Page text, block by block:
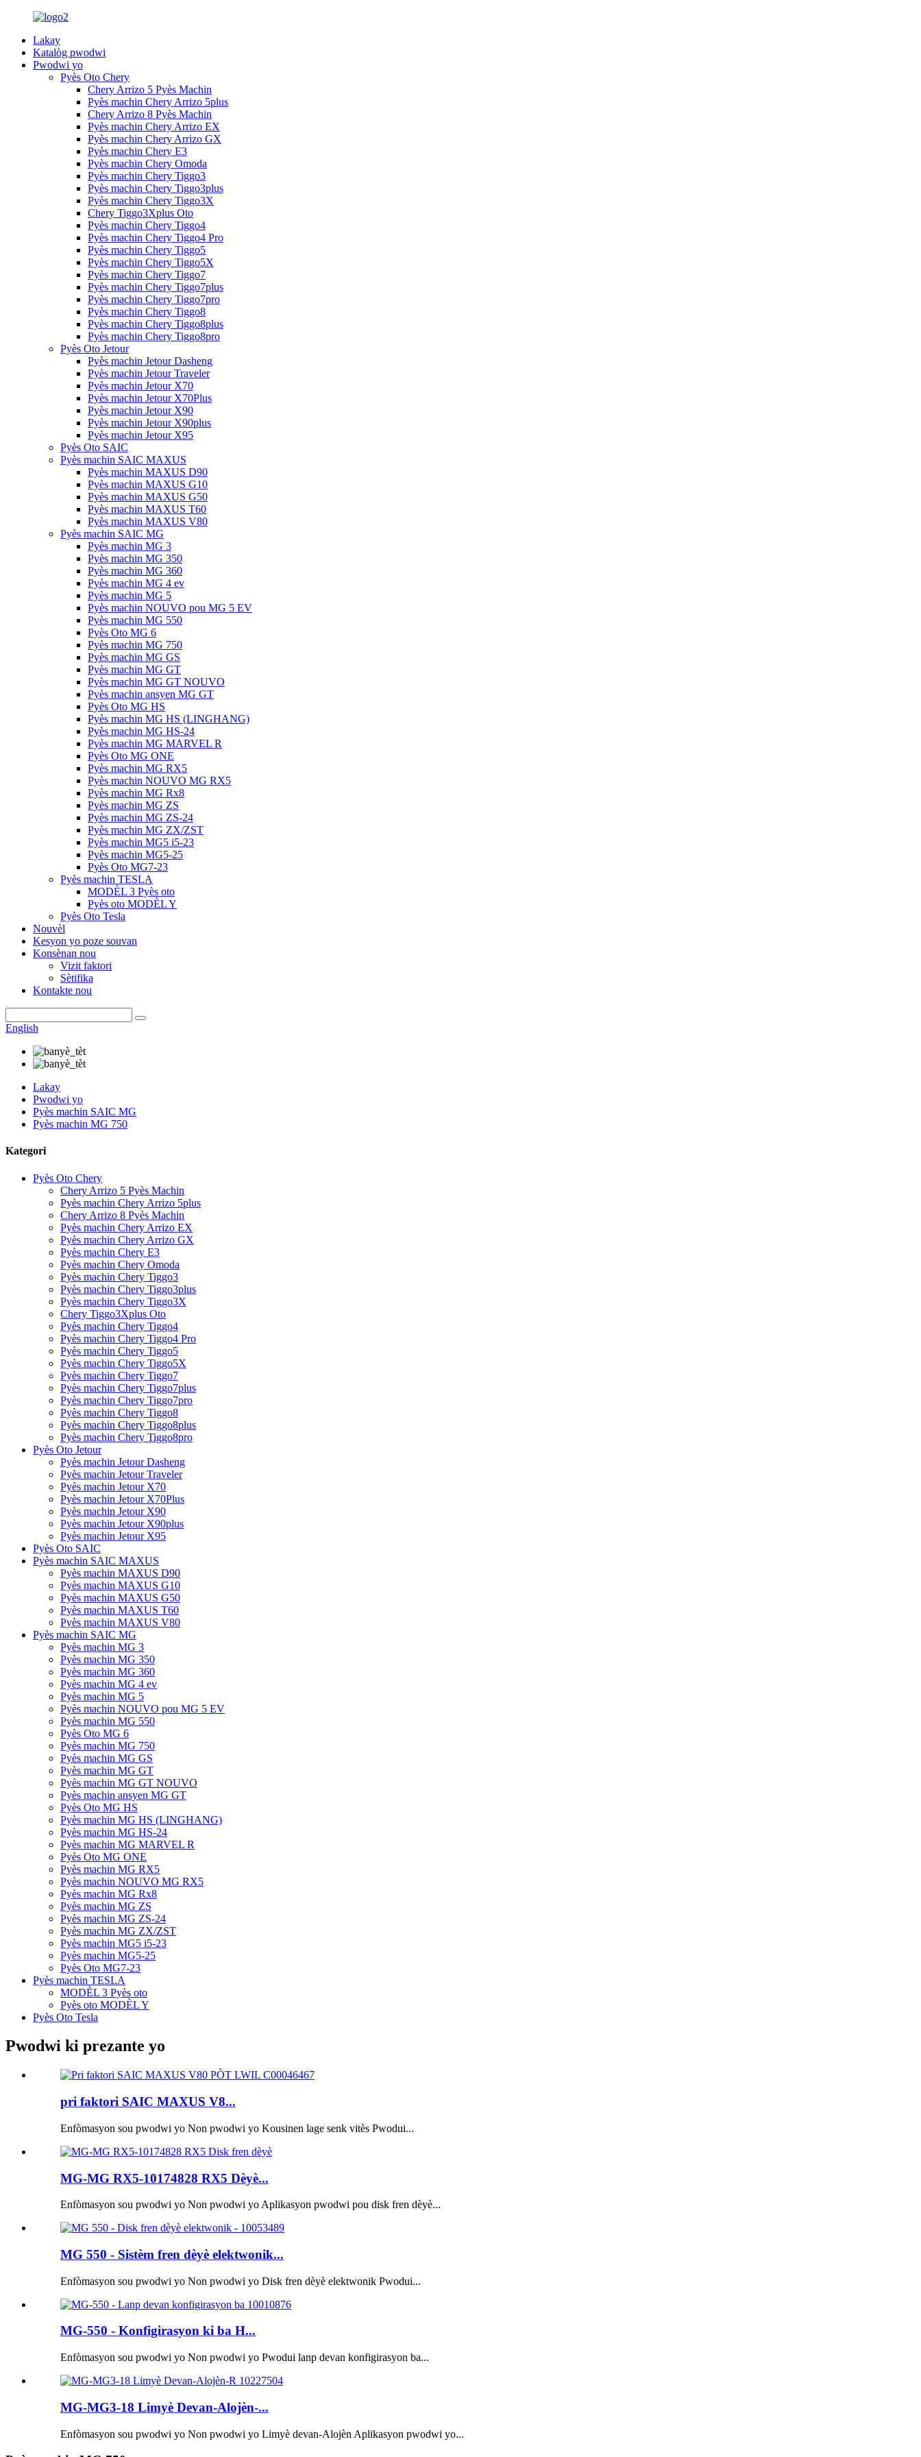
Lakay
Katalòg pwodwi
Pwodwi yo
Pyès Oto Chery
Chery Arrizo 5 Pyès Machin
Pyès machin Chery Arrizo 5plus
Chery Arrizo 8 Pyès Machin
Pyès machin Chery Arrizo EX
Pyès machin Chery Arrizo GX
Pyès machin Chery E3
Pyès machin Chery Omoda
Pyès machin Chery Tiggo3
Pyès machin Chery Tiggo3plus
Pyès machin Chery Tiggo3X
Chery Tiggo3Xplus Oto
Pyès machin Chery Tiggo4
Pyès machin Chery Tiggo4 Pro
Pyès machin Chery Tiggo5
Pyès machin Chery Tiggo5X
Pyès machin Chery Tiggo7
Pyès machin Chery Tiggo7plus
Pyès machin Chery Tiggo7pro
Pyès machin Chery Tiggo8
Pyès machin Chery Tiggo8plus
Pyès machin Chery Tiggo8pro
Pyès Oto Jetour
Pyès machin Jetour Dasheng
Pyès machin Jetour Traveler
Pyès machin Jetour X70
Pyès machin Jetour X70Plus
Pyès machin Jetour X90
Pyès machin Jetour X90plus
Pyès machin Jetour X95
Pyès Oto SAIC
Pyès machin SAIC MAXUS
Pyès machin MAXUS D90
Pyès machin MAXUS G10
Pyès machin MAXUS G50
Pyès machin MAXUS T60
Pyès machin MAXUS V80
Pyès machin SAIC MG
Pyès machin MG 3
Pyès machin MG 350
Pyès machin MG 360
Pyès machin MG 4 ev
Pyès machin MG 5
Pyès machin NOUVO pou MG 5 EV
Pyès machin MG 550
Pyès Oto MG 6
Pyès machin MG 750
Pyès machin MG GS
Pyès machin MG GT
Pyès machin MG GT NOUVO
Pyès machin ansyen MG GT
Pyès Oto MG HS
Pyès machin MG HS (LINGHANG)
Pyès machin MG HS-24
Pyès machin MG MARVEL R
Pyès Oto MG ONE
Pyès machin MG RX5
Pyès machin NOUVO MG RX5
Pyès machin MG Rx8
Pyès machin MG ZS
Pyès machin MG ZS-24
Pyès machin MG ZX/ZST
Pyès machin MG5 i5-23
Pyès machin MG5-25
Pyès Oto MG7-23
Pyès machin TESLA
MODÈL 3 Pyès oto
Pyès oto MODÈL Y
Pyès Oto Tesla
Nouvèl
Kesyon yo poze souvan
Konsènan nou
Vizit faktori
Sètifika
Kontakte nou
English
Lakay
Pwodwi yo
Pyès machin SAIC MG
Pyès machin MG 750
Kategori
Pyès Oto Chery
Chery Arrizo 5 Pyès Machin
Pyès machin Chery Arrizo 5plus
Chery Arrizo 8 Pyès Machin
Pyès machin Chery Arrizo EX
Pyès machin Chery Arrizo GX
Pyès machin Chery E3
Pyès machin Chery Omoda
Pyès machin Chery Tiggo3
Pyès machin Chery Tiggo3plus
Pyès machin Chery Tiggo3X
Chery Tiggo3Xplus Oto
Pyès machin Chery Tiggo4
Pyès machin Chery Tiggo4 Pro
Pyès machin Chery Tiggo5
Pyès machin Chery Tiggo5X
Pyès machin Chery Tiggo7
Pyès machin Chery Tiggo7plus
Pyès machin Chery Tiggo7pro
Pyès machin Chery Tiggo8
Pyès machin Chery Tiggo8plus
Pyès machin Chery Tiggo8pro
Pyès Oto Jetour
Pyès machin Jetour Dasheng
Pyès machin Jetour Traveler
Pyès machin Jetour X70
Pyès machin Jetour X70Plus
Pyès machin Jetour X90
Pyès machin Jetour X90plus
Pyès machin Jetour X95
Pyès Oto SAIC
Pyès machin SAIC MAXUS
Pyès machin MAXUS D90
Pyès machin MAXUS G10
Pyès machin MAXUS G50
Pyès machin MAXUS T60
Pyès machin MAXUS V80
Pyès machin SAIC MG
Pyès machin MG 3
Pyès machin MG 350
Pyès machin MG 360
Pyès machin MG 4 ev
Pyès machin MG 5
Pyès machin NOUVO pou MG 5 EV
Pyès machin MG 550
Pyès Oto MG 6
Pyès machin MG 750
Pyès machin MG GS
Pyès machin MG GT
Pyès machin MG GT NOUVO
Pyès machin ansyen MG GT
Pyès Oto MG HS
Pyès machin MG HS (LINGHANG)
Pyès machin MG HS-24
Pyès machin MG MARVEL R
Pyès Oto MG ONE
Pyès machin MG RX5
Pyès machin NOUVO MG RX5
Pyès machin MG Rx8
Pyès machin MG ZS
Pyès machin MG ZS-24
Pyès machin MG ZX/ZST
Pyès machin MG5 i5-23
Pyès machin MG5-25
Pyès Oto MG7-23
Pyès machin TESLA
MODÈL 3 Pyès oto
Pyès oto MODÈL Y
Pyès Oto Tesla
Pwodwi ki prezante yo
pri faktori SAIC MAXUS V8...
Enfòmasyon sou pwodwi yo Non pwodwi yo Kousinen lage senk vitès Pwodui...
MG-MG RX5-10174828 RX5 Dèyè...
Enfòmasyon sou pwodwi yo Non pwodwi yo Aplikasyon pwodwi pou disk fren dèyè...
MG 550 - Sistèm fren dèyè elektwonik...
Enfòmasyon sou pwodwi yo Non pwodwi yo Disk fren dèyè elektwonik Pwodui...
MG-550 - Konfigirasyon ki ba H...
Enfòmasyon sou pwodwi yo Non pwodwi yo Pwodui lanp devan konfigirasyon ba...
MG-MG3-18 Limyè Devan-Alojèn-...
Enfòmasyon sou pwodwi yo Non pwodwi yo Limyè devan-Alojèn Aplikasyon pwodwi yo...